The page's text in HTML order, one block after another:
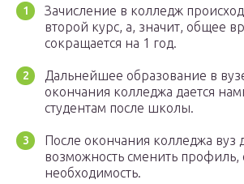
Зачисление в колледж
второй курс, а, значит, общее
сокращается на 1 год.
Дальнейшее образование в
окончания колледжа дается
студентам после школы.
После окончания колледжа вуз
возможность сменить профиль,
необходимость.